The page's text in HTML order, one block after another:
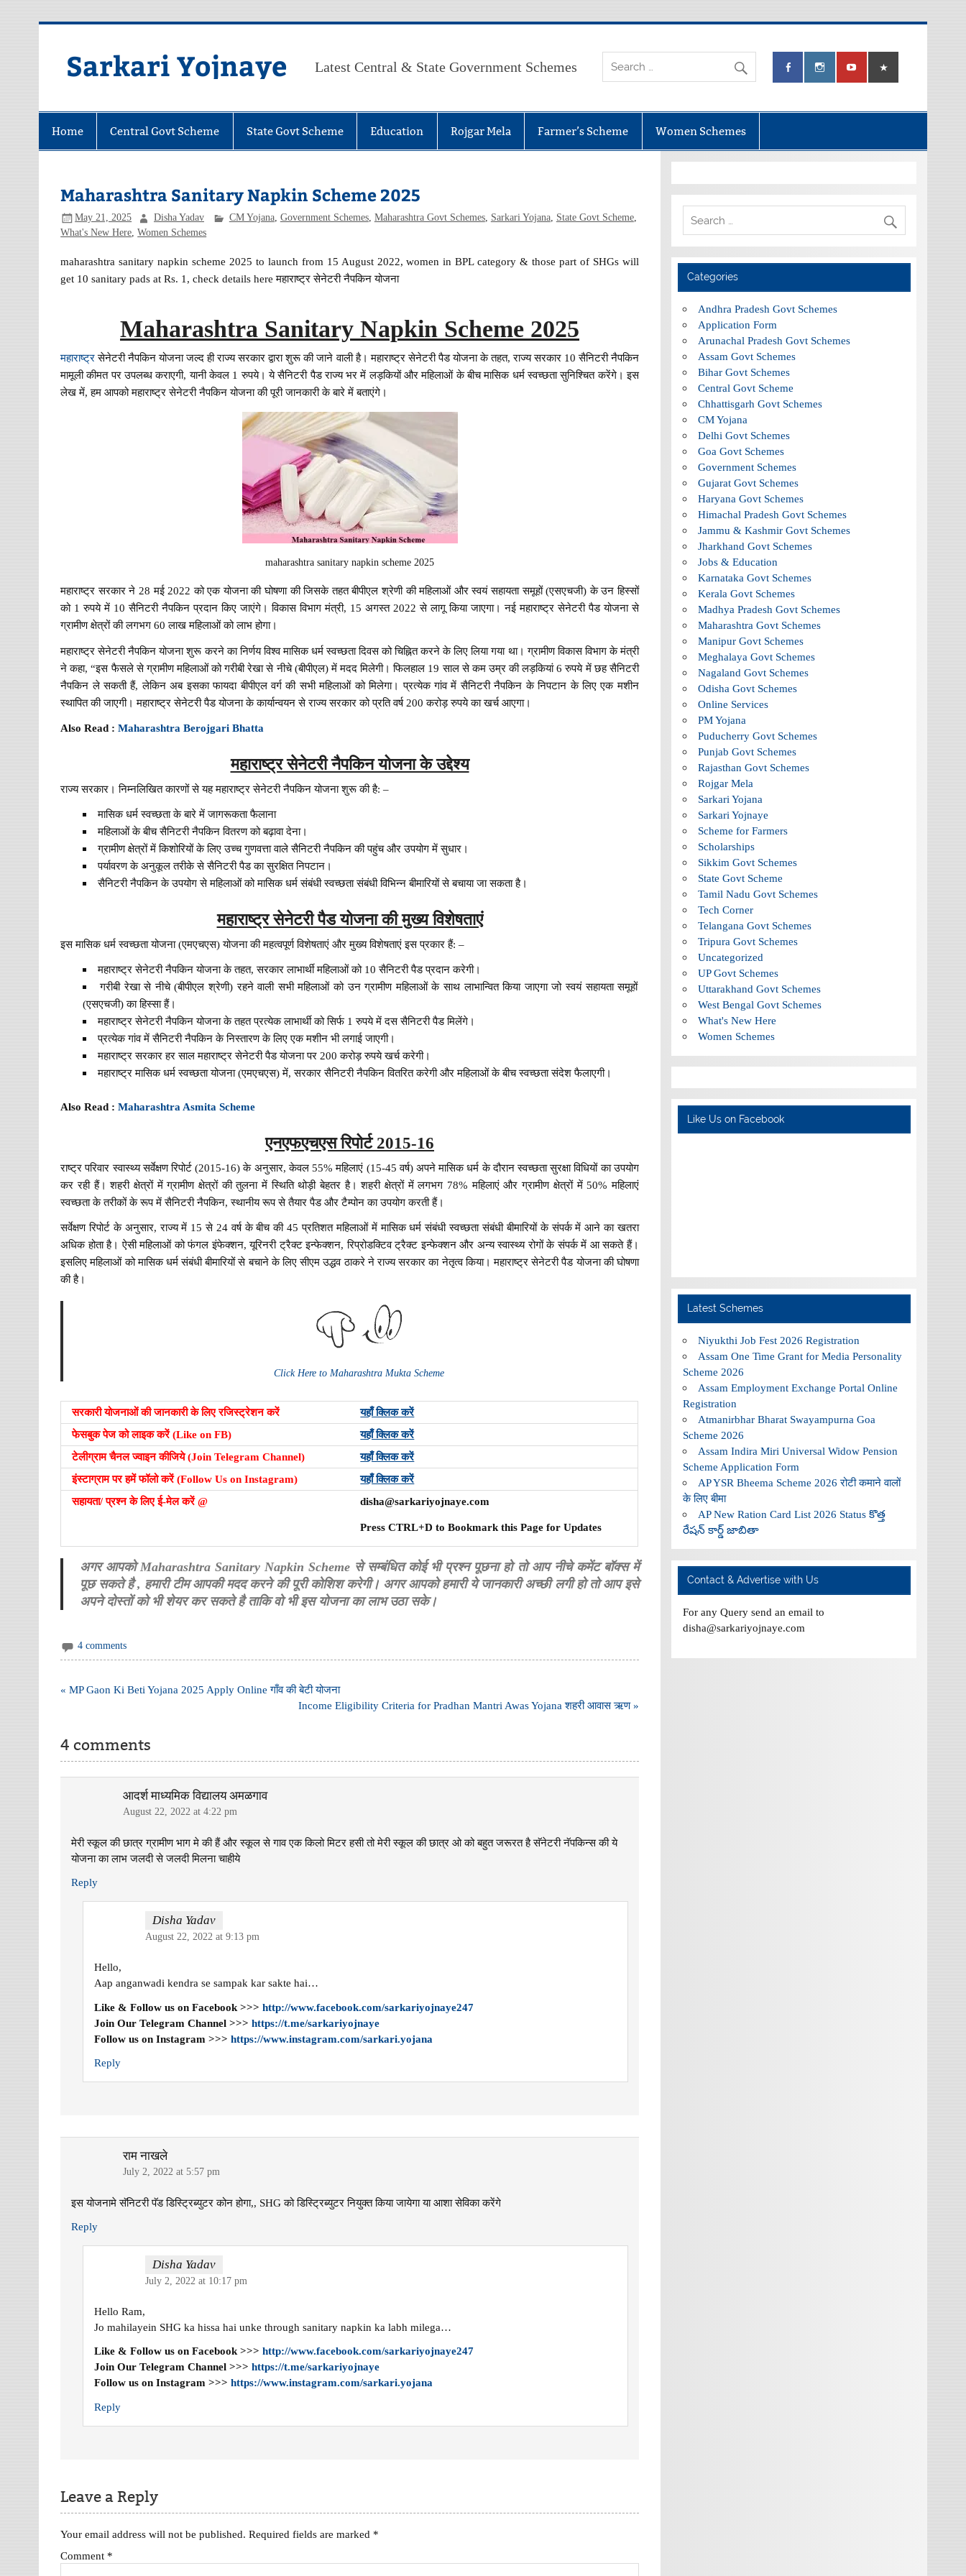
Sarkari Yojnaye Latest Central & State Government Schemes
Home Central Govt Scheme State Govt Scheme Education Rojgar Mela Farmer’s Scheme Women Schemes
Maharashtra Sanitary Napkin Scheme 2025
May 21, 2025 Disha Yadav CM Yojana, Government Schemes, Maharashtra Govt Schemes, Sarkari Yojana, State Govt Scheme,
What's New Here,Women Schemes
maharashtra sanitary napkin scheme 2025 to launch from 15 August 2022, women in BPL category & those part of SHGs will
get 10 sanitary pads at Rs. 1, check details here महाराष्ट्र सेनेटरी नैपकिन योजना
Maharashtra Sanitary Napkin Scheme 2025
महाराष्ट्रसेनेटरी नैपकिन योजना जल्द ही राज्य सरकार द्वारा शुरू की जाने वाली है। महाराष्ट्र सेनेटरी पैड योजना के तहत, राज्य सरकार 10 सैनिटरी नैपकिन
मामूली कीमत पर उपलब्ध कराएगी, यानी केवल 1 रुपये। ये सैनिटरी पैड राज्य भर में लड़कियों और महिलाओं के बीच मासिक धर्म स्वच्छता सुनिश्चित करेंगे। इस
लेख में, हम आपको महाराष्ट्र सेनेटरी नैपकिन योजना की पूरी जानकारी के बारे में बताएंगे।
maharashtra sanitary napkin scheme 2025
महाराष्ट्र सरकार ने 28 मई 2022 को एक योजना की घोषणा की जिसके तहत बीपीएल श्रेणी की महिलाओं और स्वयं सहायता समूहों (एसएचजी) के उन हिस्सों
को 1 रुपये में 10 सैनिटरी नैपकिन प्रदान किए जाएंगे। विकास विभाग मंत्री, 15 अगस्त 2022 से लागू किया जाएगा। नई महाराष्ट्र सेनेटरी पैड योजना से
ग्रामीण क्षेत्रों की लगभग 60 लाख महिलाओं को लाभ होगा।
महाराष्ट्र सेनेटरी नैपकिन योजना शुरू करने का निर्णय विश्व मासिक धर्म स्वच्छता दिवस को चिह्नित करने के लिए लिया गया था। ग्रामीण विकास विभाग के मंत्री
ने कहा, “इस फैसले से ग्रामीण महिलाओं को गरीबी रेखा से नीचे (बीपीएल) में मदद मिलेगी। फिलहाल 19 साल से कम उम्र की लड़कियां 6 रुपये में छह सैनिटरी
नैपकिन ले सकती हैं, लेकिन अब इसका फायदा बीपीएल वर्ग की सभी महिलाओं को मिलेगा। प्रत्येक गांव में सैनिटरी नैपकिन के निपटान के लिए एक मशीन
स्थापित की जाएगी। महाराष्ट्र सेनेटरी पैड योजना के कार्यान्वयन से राज्य सरकार को प्रति वर्ष 200 करोड़ रुपये का खर्च आएगा।
Also Read :Maharashtra Berojgari Bhatta
महाराष्ट्र सेनेटरी नैपकिन योजना के उद्देश्य
राज्य सरकार। निम्नलिखित कारणों से यह महाराष्ट्र सेनेटरी नैपकिन योजना शुरू की है: –
मासिक धर्म स्वच्छता के बारे में जागरूकता फैलाना
महिलाओं के बीच सैनिटरी नैपकिन वितरण को बढ़ावा देना।
ग्रामीण क्षेत्रों में किशोरियों के लिए उच्च गुणवत्ता वाले सैनिटरी नैपकिन की पहुंच और उपयोग में सुधार।
पर्यावरण के अनुकूल तरीके से सैनिटरी पैड का सुरक्षित निपटान।
सैनिटरी नैपकिन के उपयोग से महिलाओं को मासिक धर्म संबंधी स्वच्छता संबंधी विभिन्न बीमारियों से बचाया जा सकता है।
महाराष्ट्र सेनेटरी पैड योजना की मुख्य विशेषताएं
इस मासिक धर्म स्वच्छता योजना (एमएचएस) योजना की महत्वपूर्ण विशेषताएं और मुख्य विशेषताएं इस प्रकार हैं: –
महाराष्ट्र सेनेटरी नैपकिन योजना के तहत, सरकार लाभार्थी महिलाओं को 10 सैनिटरी पैड प्रदान करेगी।
गरीबी रेखा से नीचे (बीपीएल श्रेणी) रहने वाली सभी महिलाओं को उन ग्रामीण महिलाओं के साथ लाभान्वित किया जाएगा जो स्वयं सहायता समूहों
(एसएचजी) का हिस्सा हैं।
महाराष्ट्र सेनेटरी नैपकिन योजना के तहत प्रत्येक लाभार्थी को सिर्फ 1 रुपये में दस सैनिटरी पैड मिलेंगे।
प्रत्येक गांव में सैनिटरी नैपकिन के निस्तारण के लिए एक मशीन भी लगाई जाएगी।
महाराष्ट्र सरकार हर साल महाराष्ट्र सेनेटरी पैड योजना पर 200 करोड़ रुपये खर्च करेगी।
महाराष्ट्र मासिक धर्म स्वच्छता योजना (एमएचएस) में, सरकार सैनिटरी नैपकिन वितरित करेगी और महिलाओं के बीच स्वच्छता संदेश फैलाएगी।
Also Read :Maharashtra Asmita Scheme
एनएफएचएस रिपोर्ट 2015-16
राष्ट्र परिवार स्वास्थ्य सर्वेक्षण रिपोर्ट (2015-16) के अनुसार, केवल 55% महिलाएं (15-45 वर्ष) अपने मासिक धर्म के दौरान स्वच्छता सुरक्षा विधियों का उपयोग
कर रही हैं। शहरी क्षेत्रों में ग्रामीण क्षेत्रों की तुलना में स्थिति थोड़ी बेहतर है। शहरी क्षेत्रों में लगभग 78% महिलाएं और ग्रामीण क्षेत्रों में 50% महिलाएं
स्वच्छता के तरीकों के रूप में सैनिटरी नैपकिन, स्थानीय रूप से तैयार पैड और टैम्पोन का उपयोग करती हैं।
सर्वेक्षण रिपोर्ट के अनुसार, राज्य में 15 से 24 वर्ष के बीच की 45 प्रतिशत महिलाओं में मासिक धर्म संबंधी स्वच्छता संबंधी बीमारियों के संपर्क में आने का खतरा
अधिक होता है। ऐसी महिलाओं को फंगल इंफेक्शन, यूरिनरी ट्रैक्ट इन्फेक्शन, रिप्रोडक्टिव ट्रैक्ट इन्फेक्शन और अन्य स्वास्थ्य रोगों के संपर्क में आ सकते हैं।
इसलिए महिलाओं को मासिक धर्म संबंधी बीमारियों से बचाने के लिए सीएम उद्धव ठाकरे ने राज्य सरकार का नेतृत्व किया। महाराष्ट्र सेनेटरी पैड योजना की घोषणा
की है।
Click Here to Maharashtra Mukta Scheme
सरकारी योजनाओं की जानकारी के लिए रजिस्ट्रेशन करें
यहाँ क्लिक करें
फेसबुक पेज को लाइक करें (Like on FB)
यहाँ क्लिक करें
टेलीग्राम चैनल ज्वाइन कीजिये (Join Telegram Channel)
यहाँ क्लिक करें
इंस्टाग्राम पर हमें फॉलो करें (Follow Us on Instagram)
यहाँ क्लिक करें
सहायता/ प्रश्न के लिए ई-मेल करें @
disha@sarkariyojnaye.com
Press CTRL+D to Bookmark this Page for Updates
अगर आपको Maharashtra Sanitary Napkin Scheme से सम्बंधित कोई भी प्रश्न पूछना हो तो आप नीचे कमेंट बॉक्स में
पूछ सकते है , हमारी टीम आपकी मदद करने की पूरी कोशिश करेगी। अगर आपको हमारी ये जानकारी अच्छी लगी हो तो आप इसे
अपने दोस्तों को भी शेयर कर सकते है ताकि वो भी इस योजना का लाभ उठा सके।
4 comments
Post
« MP Gaon Ki Beti Yojana 2025 Apply Online गाँव की बेटी योजना
Income Eligibility Criteria for Pradhan Mantri Awas Yojana शहरी आवास ऋण »
4 comments
आदर्श माध्यमिक विद्यालय अमळगाव
August 22, 2022 at 4:22 pm
मेरी स्कूल की छात्र ग्रामीण भाग मे की हैं और स्कूल से गाव एक किलो मिटर हसी तो मेरी स्कूल की छात्र ओ को बहुत जरूरत है सॅनेटरी नॅपकिन्स की ये
योजना का लाभ जलदी से जलदी मिलना चाहीये
Reply
Disha Yadav
August 22, 2022 at 9:13 pm
Hello,
Aap anganwadi kendra se sampak kar sakte hai…
Like & Follow us on Facebook >>> http://www.facebook.com/sarkariyojnaye247
Join Our Telegram Channel >>> https://t.me/sarkariyojnaye
Follow us on Instagram >>> https://www.instagram.com/sarkari.yojana
Reply
राम नाखले
July 2, 2022 at 5:57 pm
इस योजनामे सॅनिटरी पॅड डिस्ट्रिब्युटर कोन होगा,, SHG को डिस्ट्रिब्युटर नियुक्त किया जायेगा या आशा सेविका करेंगे
Reply
Disha Yadav
July 2, 2022 at 10:17 pm
Hello Ram,
Jo mahilayein SHG ka hissa hai unke through sanitary napkin ka labh milega…
Like & Follow us on Facebook >>> http://www.facebook.com/sarkariyojnaye247
Join Our Telegram Channel >>> https://t.me/sarkariyojnaye
Follow us on Instagram >>> https://www.instagram.com/sarkari.yojana
Reply
Leave a Reply
Your email address will not be published. Required fields are marked *
Comment *
Categories
Andhra Pradesh Govt Schemes
Application Form
Arunachal Pradesh Govt Schemes
Assam Govt Schemes
Bihar Govt Schemes
Central Govt Scheme
Chhattisgarh Govt Schemes
CM Yojana
Delhi Govt Schemes
Goa Govt Schemes
Government Schemes
Gujarat Govt Schemes
Haryana Govt Schemes
Himachal Pradesh Govt Schemes
Jammu & Kashmir Govt Schemes
Jharkhand Govt Schemes
Jobs & Education
Karnataka Govt Schemes
Kerala Govt Schemes
Madhya Pradesh Govt Schemes
Maharashtra Govt Schemes
Manipur Govt Schemes
Meghalaya Govt Schemes
Nagaland Govt Schemes
Odisha Govt Schemes
Online Services
PM Yojana
Puducherry Govt Schemes
Punjab Govt Schemes
Rajasthan Govt Schemes
Rojgar Mela
Sarkari Yojana
Sarkari Yojnaye
Scheme for Farmers
Scholarships
Sikkim Govt Schemes
State Govt Scheme
Tamil Nadu Govt Schemes
Tech Corner
Telangana Govt Schemes
Tripura Govt Schemes
Uncategorized
UP Govt Schemes
Uttarakhand Govt Schemes
West Bengal Govt Schemes
What's New Here
Women Schemes
Like Us on Facebook
Latest Schemes
Niyukthi Job Fest 2026 Registration
Assam One Time Grant for Media Personality
Scheme 2026
Assam Employment Exchange Portal Online
Registration
Atmanirbhar Bharat Swayampurna Goa
Scheme 2026
Assam Indira Miri Universal Widow Pension
Scheme Application Form
AP YSR Bheema Scheme 2026 रोटी कमाने वालों
के लिए बीमा
AP New Ration Card List 2026 Status కొత్త
రేషన్ కార్డ్ జాబితా
Contact & Advertise with Us
For any Query send an email to
disha@sarkariyojnaye.com